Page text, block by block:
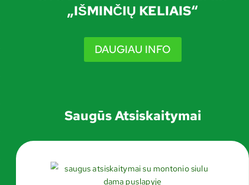
„IŠMINČIŲ KELIAIS“
DAUGIAU INFO
Saugūs Atsiskaitymai